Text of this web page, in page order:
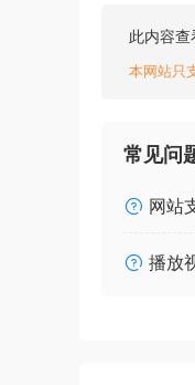
此内容查
本网站只
常见问
网站
播放